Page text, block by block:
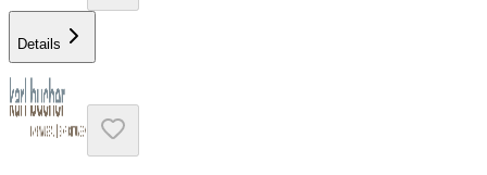
Details